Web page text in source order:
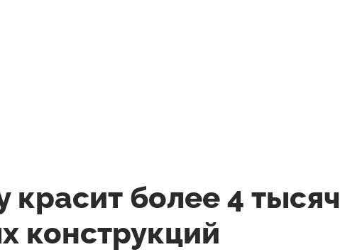
красит более 4 тысяч
конструкций